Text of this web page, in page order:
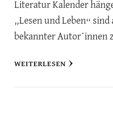
Literatur Kalender
„Lesen und Leben“
bekannter Autor*innen
WEITERLESEN